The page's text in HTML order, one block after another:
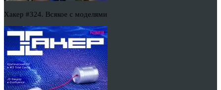
Хакер #324. Всякое с моделями